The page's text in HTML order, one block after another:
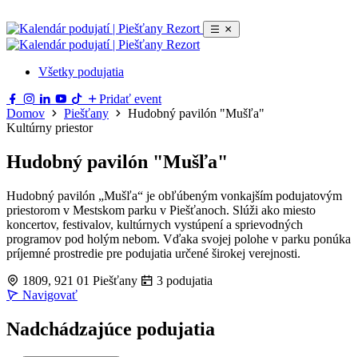
Všetky podujatia
Pridať event
Domov
Piešťany
Hudobný pavilón "Mušľa"
Kultúrny priestor
Hudobný pavilón "Mušľa"
Hudobný pavilón „Mušľa“ je obľúbeným vonkajším podujatovým
priestorom v Mestskom parku v Piešťanoch. Slúži ako miesto
koncertov, festivalov, kultúrnych vystúpení a sprievodných
programov pod holým nebom. Vďaka svojej polohe v parku ponúka
príjemné prostredie pre podujatia určené širokej verejnosti.
1809, 921 01 Piešťany
3 podujatia
Navigovať
Hudobný pavilón "Mušľa"
1809, 921 01 Piešťany
+
Nadchádzajúce podujatia